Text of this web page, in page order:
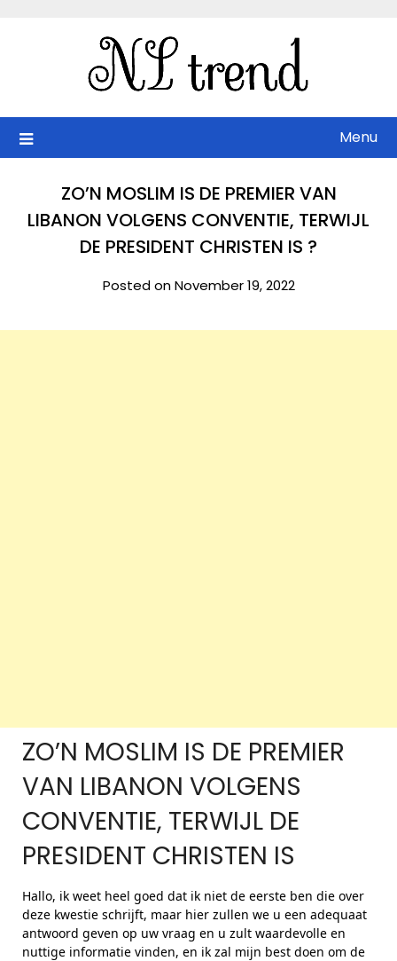
Menu
ZO’N MOSLIM IS DE PREMIER VAN
LIBANON VOLGENS CONVENTIE, TERWIJL
DE PRESIDENT CHRISTEN IS ?
Posted on November 19, 2022
ZO’N MOSLIM IS DE PREMIER
VAN LIBANON VOLGENS
CONVENTIE, TERWIJL DE
PRESIDENT CHRISTEN IS
Hallo, ik weet heel goed dat ik niet de eerste ben die over
deze kwestie schrijft, maar hier zullen we u een adequaat
antwoord geven op uw vraag en u zult waardevolle en
nuttige informatie vinden, en ik zal mijn best doen om de